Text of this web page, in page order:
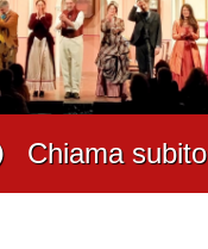
Chiama subito